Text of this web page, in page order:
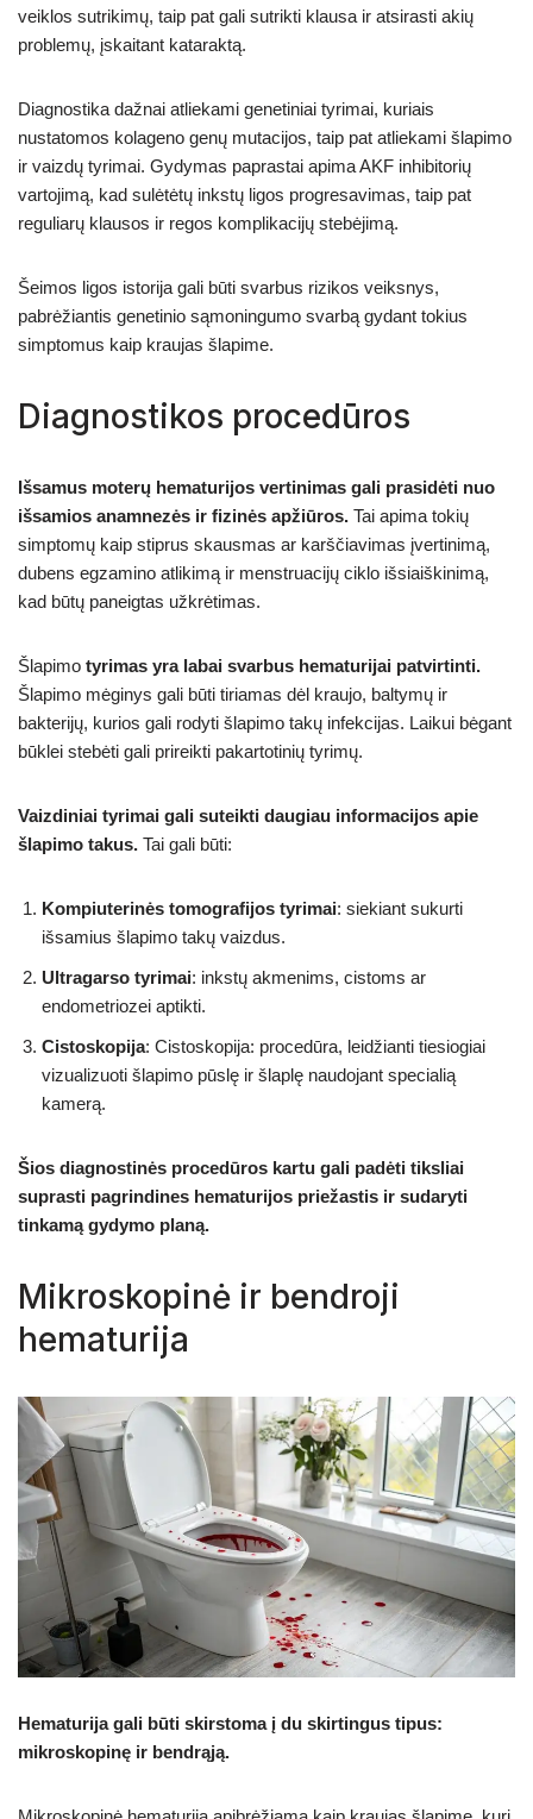
veiklos sutrikimų, taip pat gali sutrikti klausa ir atsirasti akių
problemų, įskaitant kataraktą.
Diagnostika dažnai atliekami genetiniai tyrimai, kuriais
nustatomos kolageno genų mutacijos, taip pat atliekami šlapimo
ir vaizdų tyrimai. Gydymas paprastai apima AKF inhibitorių
vartojimą, kad sulėtėtų inkstų ligos progresavimas, taip pat
reguliarų klausos ir regos komplikacijų stebėjimą.
Šeimos ligos istorija gali būti svarbus rizikos veiksnys,
pabrėžiantis genetinio sąmoningumo svarbą gydant tokius
simptomus kaip kraujas šlapime.
Diagnostikos procedūros
Išsamus moterų hematurijos vertinimas gali prasidėti nuo
išsamios anamnezės ir fizinės apžiūros. Tai apima tokių
simptomų kaip stiprus skausmas ar karščiavimas įvertinimą,
dubens egzamino atlikimą ir menstruacijų ciklo išsiaiškinimą,
kad būtų paneigtas užkrėtimas.
Šlapimo tyrimas yra labai svarbus hematurijai patvirtinti.
Šlapimo mėginys gali būti tiriamas dėl kraujo, baltymų ir
bakterijų, kurios gali rodyti šlapimo takų infekcijas. Laikui bėgant
būklei stebėti gali prireikti pakartotinių tyrimų.
Vaizdiniai tyrimai gali suteikti daugiau informacijos apie
šlapimo takus. Tai gali būti:
Kompiuterinės tomografijos tyrimai: siekiant sukurti
išsamius šlapimo takų vaizdus.
Ultragarso tyrimai: inkstų akmenims, cistoms ar
endometriozei aptikti.
Cistoskopija: Cistoskopija: procedūra, leidžianti tiesiogiai
vizualizuoti šlapimo pūslę ir šlaplę naudojant specialią
kamerą.
Šios diagnostinės procedūros kartu gali padėti tiksliai
suprasti pagrindines hematurijos priežastis ir sudaryti
tinkamą gydymo planą.
Mikroskopinė ir bendroji
hematurija
Hematurija gali būti skirstoma į du skirtingus tipus:
mikroskopinę ir bendrąją.